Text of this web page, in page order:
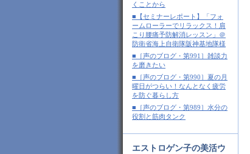
くことから
■【セミナーレポート】「フォ
ームローラーでリラックス！肩
こり腰痛予防解消レッスン」＠
防衛省海上自衛隊阪神基地隊様
■［声のブログ・第991］雑談力
を磨きたい
■［声のブログ・第990］夏の月
曜日がつらい！なんとなく疲労
を防ぐ暮らし方
■［声のブログ・第989］水分の
役割と筋肉タンク
エストロゲン子の美活ウ